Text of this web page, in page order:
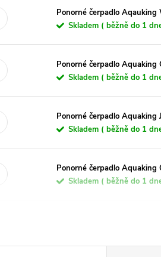
Ponorné čerpadlo
Skladem ( běžně do 1
Ponorné čerpadlo
Skladem ( běžně do 1
Ponorné čerpadlo
Skladem ( běžně do 1
Ponorné čerpadlo
Skladem ( běžně do 1